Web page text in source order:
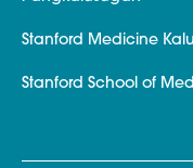
Stanford Medicine
Stanford School of